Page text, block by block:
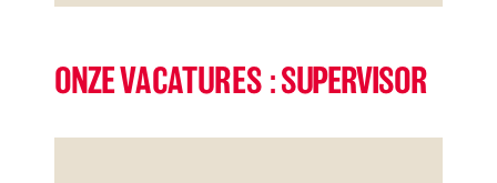
ONZEVACATURES : SUPERVISOR